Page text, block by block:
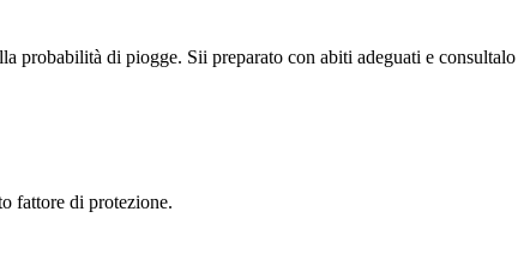
probabilità di piogge. Sii preparato con abiti adeguati e consultalo
fattore di protezione.